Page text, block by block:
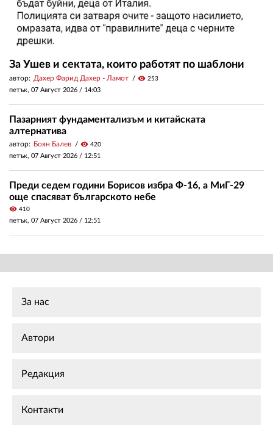
За Ушев и сектата, които работят по шаблони
автор: Дахер Фарид Дахер - Ламот visibility 253
петък, 07 Август 2026 / 14:03
Пазарният фундаментализъм и китайската
алтернатива
автор: Боян Балев visibility 420
петък, 07 Август 2026 / 12:51
Преди седем години Борисов избра Ф-16, а МиГ-29
още спасяват българското небе
visibility 410
петък, 07 Август 2026 / 12:51
За нас
Автори
Редакция
Контакти